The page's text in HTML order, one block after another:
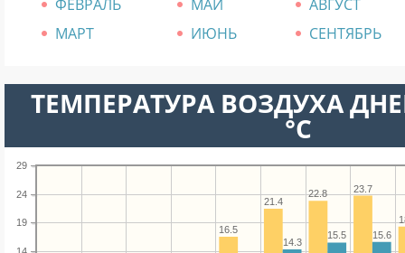
ФЕВРАЛЬ
МАЙ
АВГУСТ
МАРТ
ИЮНЬ СЕНТЯБРЬ
ТЕМПЕРАТУРА ВОЗДУХА
°C
19
24
29
23.7
22.8
21.4
16.5 15.6
15.5
14.3